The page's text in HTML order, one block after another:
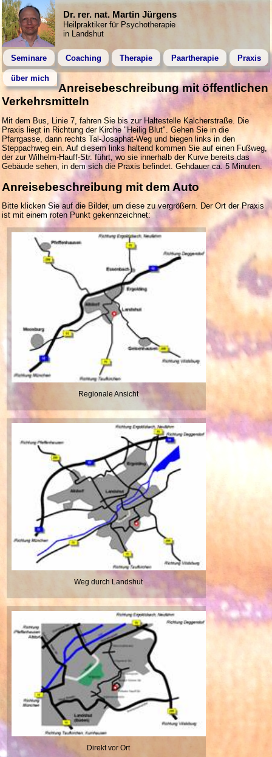
Dr. rer. nat. Martin Jürgens
Heilpraktiker für Psychotherapie
in Landshut
Seminare Coaching Therapie Paartherapie Praxis
über mich
Anreisebeschreibung mit öffentlichen
Verkehrsmitteln
Mit dem Bus, Linie 7, fahren Sie bis zur Haltestelle Kalcherstraße. Die
Praxis liegt in Richtung der Kirche "Heilig Blut". Gehen Sie in die
Pfarrgasse, dann rechts Tal-Josaphat-Weg und biegen links in den
Steppachweg ein. Auf diesem links haltend kommen Sie auf einen Fußweg,
der zur Wilhelm-Hauff-Str. führt, wo sie innerhalb der Kurve bereits das
Gebäude sehen, in dem sich die Praxis befindet. Gehdauer ca. 5 Minuten.
Anreisebeschreibung mit dem Auto
Bitte klicken Sie auf die Bilder, um diese zu vergrößern. Der Ort der Praxis
ist mit einem roten Punkt gekennzeichnet:
Regionale Ansicht
Weg durch Landshut
Direkt vor Ort